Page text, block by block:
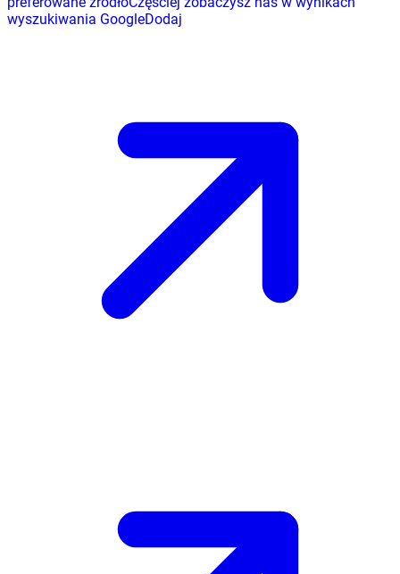
wyszukiwania GoogleDodaj